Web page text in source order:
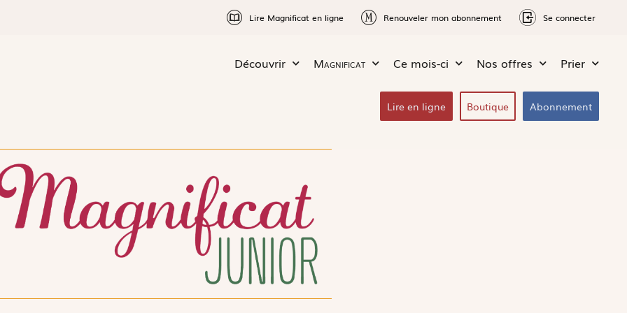
Lire Magnificat en ligne Renouveler mon abonnement Se connecter
Découvrir Magnificat Ce mois-ci Nos offres Prier
Lire en ligne Boutique Abonnement